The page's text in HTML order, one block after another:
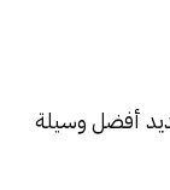
أفضل وسيلة